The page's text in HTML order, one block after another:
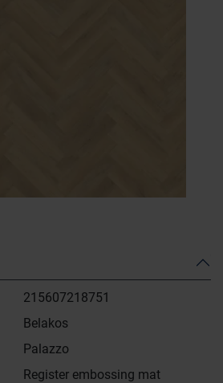
215607218751
Belakos
Palazzo
Register embossing mat